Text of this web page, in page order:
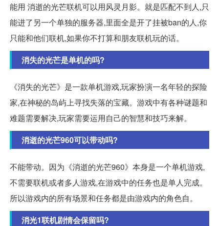
能用 消逝的光芒联机可以用风灵月影。就是匹配不到人,只
能进了另一个单独的服务器,里面全是开了挂被ban的人,你
只能和他们联机,如果你不打算和朋友联机玩的话。
消失的光芒是单机的吗?
《消失的光芒》是一款单机游戏,玩家扮演一名年轻的探险
家,在神秘的岛屿上寻找失落的宝藏。游戏中有各种谜题和
难题需要解决,玩家需要运用自己的智慧和技巧来解。
消逝的光芒960可以带动吗?
不能带动。因为《消逝的光芒960》本身是一个单机游戏,
不需要联机或者多人游戏,在游戏中的任务也是单人完成。
所以游戏内的所有场景和任务都是由游戏内的角色自。
消光1联机剧情会保留吗?